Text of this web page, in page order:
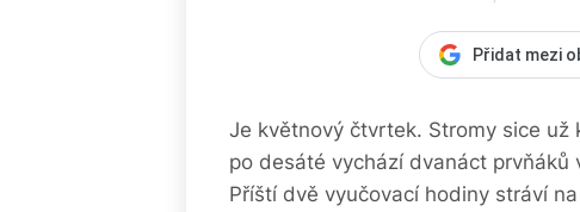
Přidat mezi
Je květnový čtvrtek. Stromy sice
po desáté vychází dvanáct
Příští dvě vyučovací hodiny stráví